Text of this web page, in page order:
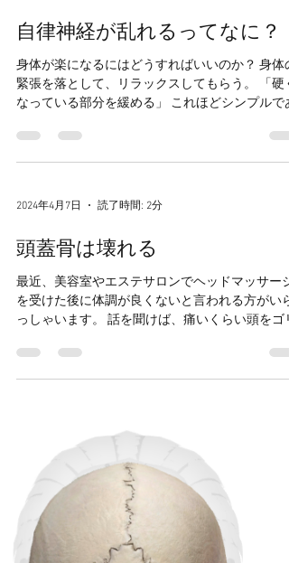
す。 整形外科でレントゲン検査を受けた時にお医
2024年5月1日 読了時間: 4分
自律神経が乱れるってなに？
なっている部分を緩める」 これほどシンプルであ
るには何かしらの理由があります。 ①他の弱くな
肉のみを使うような癖が身体についている ③自律
神経の乱れや内臓の不調が筋肉に波及している ①
と②は何となくイメージがつきますが、③はどの
ようなことか？ ある患者さんを一例に説明してい
る女性が来院されていました。 【自律神経の働き
するために共同作業を行っています。 ☑覚醒して
活動的な日中は、交感神経が優位となります。 交
感神経の働きは・・・ １）肺に酸素を取り込むた
めに気管支(空気の通り道)を拡張させます。 ２）
体に取り入れた酸素を心臓が血液と一緒に一定の
リズムで拍動して全身へ送ります ３）その血液を
骨格筋が受け取り、力強く関節を動かしているわ
2024年4月7日 読了時間: 2分
頭蓋骨は壊れる
っしゃいます。 話を聞けば、痛いくらい頭をゴリ
ゴリと押されている方ばかり。 腰や手足と同じよ
うな感覚で頭を強圧で刺激してはいけません。 身
体を壊してしまいます。...